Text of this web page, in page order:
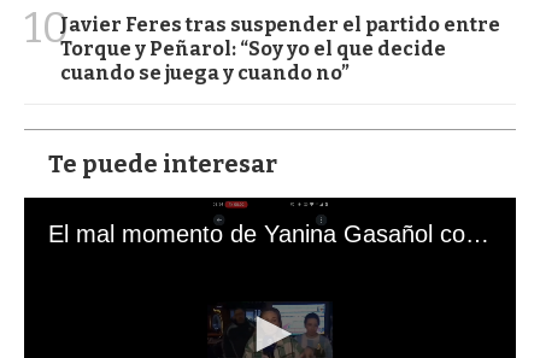
10Javier Feres tras suspender el partido entre
Torque y Peñarol: “Soy yo el que decide
cuando se juega y cuando no”
Te puede interesar
El mal momento de Yanina Gasañol con un hincha argentino en "Subrayado"